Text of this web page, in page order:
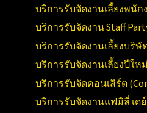
บริการรับจัดงานเลี้ยงพนัก
บริการรับจัดงานStaff
บริการรับจัดงานเลี้ยงบริษั
บริการรับจัดงานเลี้ยงปีใหม่
บริการรับจัดคอนเสิร์ต (
บริการรับจัดงานแฟมิลี่ เด